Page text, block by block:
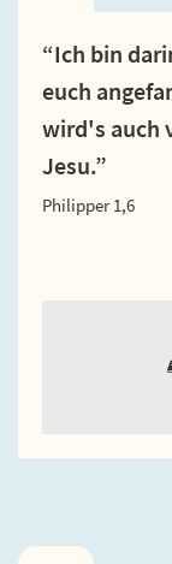
“Ich bin
euch
wird's auch
Jesu.”
Philipper 1,6